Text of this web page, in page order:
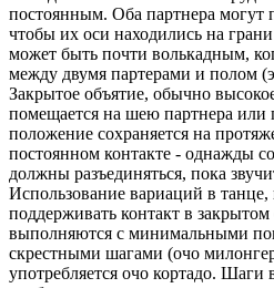
постоянным. Оба партнера могут
чтобы их оси находились на
может быть почти волькадным,
между двумя партерами и полом
Закрытое объятие, обычно
помещается на шею партнера или
положение сохраняется на
постоянном контакте - однажды
должны разъединяться, пока
Использование вариаций в
поддерживать контакт в
выполняются с минимальными
скрестными шагами (очо
употребляется очо кортадо. Шаги